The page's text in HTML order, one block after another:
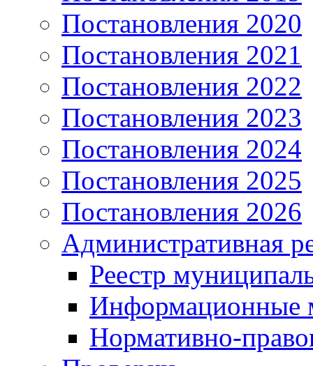
Постановления 2020
Постановления 2021
Постановления 2022
Постановления 2023
Постановления 2024
Постановления 2025
Постановления 2026
Административная
Реестр
Информационные
Нормативно-